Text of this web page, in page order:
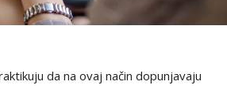
da na ovaj način dopunjavaju